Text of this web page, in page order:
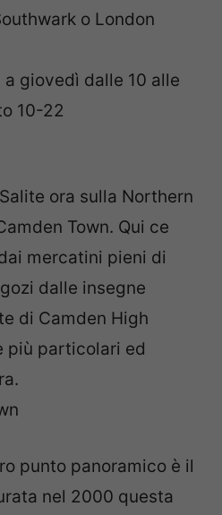
o London
giovedì dalle 10 alle
10-22
ora sulla Northern
Town. Qui ce
mercatini pieni di
dalle insegne
di Camden High
più particolari ed
punto panoramico è il
nel 2000 questa